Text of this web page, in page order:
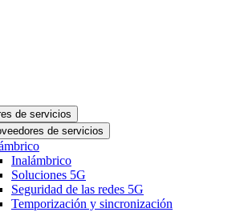
de servicios
de servicios
Inalámbrico
Soluciones 5G
Seguridad de las redes 5G
Temporización y sincronización